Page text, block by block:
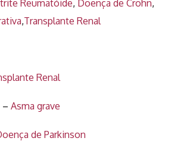
Reumatóide, Doença de Crohn,
,Transplante Renal
Renal
– Asma grave
de Parkinson